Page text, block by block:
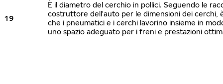
19
È il diametro del cerchio in pollici. Seguendo le
costruttore dell'auto per le dimensioni dei cerchi,
che i pneumatici e i cerchi lavorino insieme in
uno spazio adeguato per i freni e prestazioni